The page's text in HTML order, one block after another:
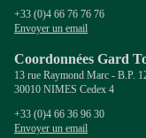
+33 (0)4 66 76 76 76
Envoyer un email
Coordonnées Gard
13 rue Raymond Marc - B.P.
30010 NIMES Cedex 4
+33 (0)4 66 36 96 30
Envoyer un email